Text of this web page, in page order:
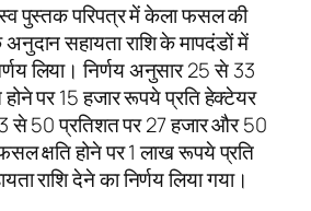
पुस्तक परिपत्र में केला फसल की
सहायता राशि के मापदंडों में
लिया। निर्णय अनुसार 25 से 33
पर 15 हजार रूपये प्रति हेक्टेयर
से 50 प्रतिशत पर 27 हजार और 50
क्षति होने पर 1 लाख रूपये प्रति
राशि देने का निर्णय लिया गया।